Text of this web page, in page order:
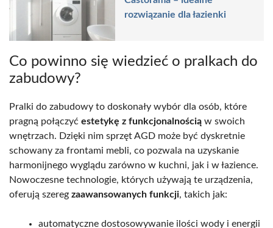
rozwiązanie dla łazienki
Co powinno się wiedzieć o pralkach do
zabudowy?
Pralki do zabudowy to doskonały wybór dla osób, które
pragną połączyć estetykę z funkcjonalnością w swoich
wnętrzach. Dzięki nim sprzęt AGD może być dyskretnie
schowany za frontami mebli, co pozwala na uzyskanie
harmonijnego wyglądu zarówno w kuchni, jak i w łazience.
Nowoczesne technologie, których używają te urządzenia,
oferują szereg zaawansowanych funkcji, takich jak:
automatyczne dostosowywanie ilości wody i energii